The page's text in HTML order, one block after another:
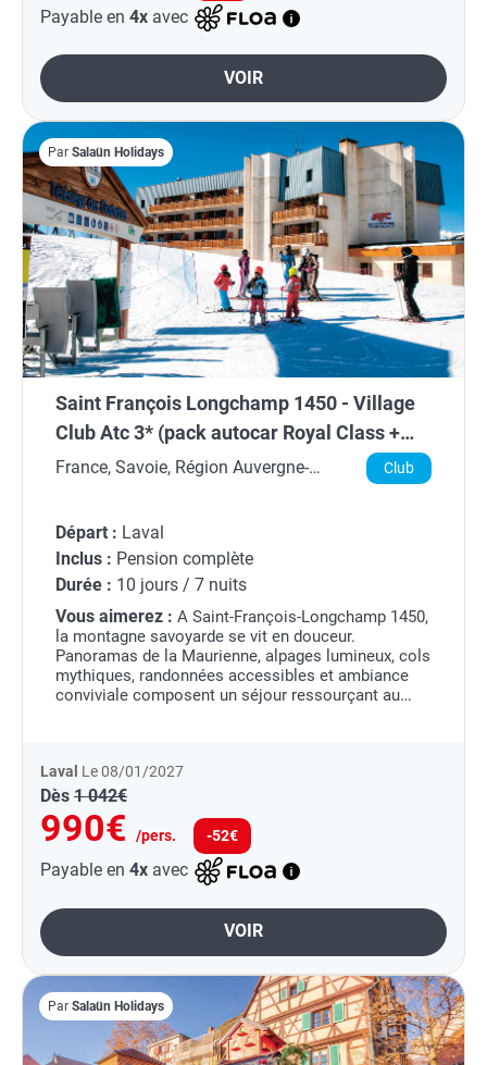
Payable en 4x avec
VOIR
Par Salaün Holidays
Saint François Longchamp 1450 - Village
Club Atc 3* (pack autocar Royal Class +
hébergement en pension complète)
France, Savoie, Région Auvergne-
Club
Départ : Laval
Inclus : Pension complète
Durée : 10 jours / 7 nuits
Vous aimerez : A Saint-François-Longchamp 1450,
la montagne savoyarde se vit en douceur.
Panoramas de la Maurienne, alpages lumineux, cols
mythiques, randonnées accessibles et ambiance
conviviale composent un séjour ressourçant au
Laval Le 08/01/2027
Dès 1 042€
990€ /pers. -52€
Payable en 4x avec
VOIR
Par Salaün Holidays